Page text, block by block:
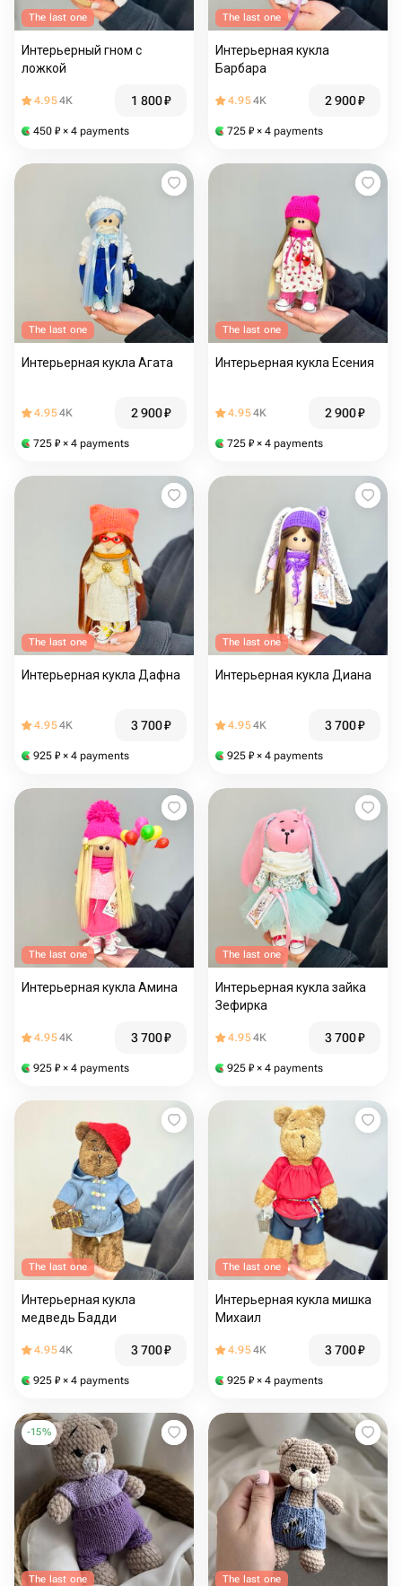
The last one
Интерьерный гном с
ложкой
4.954K 1 800₽
450 ₽ × 4 payments
The last one
Интерьерная кукла
Барбара
4.954K 2 900₽
725 ₽ × 4 payments
The last one
Интерьерная кукла Агата
4.954K 2 900₽
725 ₽ × 4 payments
The last one
Интерьерная кукла Есения
4.954K 2 900₽
725 ₽ × 4 payments
The last one
Интерьерная кукла Дафна
4.954K 3 700₽
925 ₽ × 4 payments
The last one
Интерьерная кукла Диана
4.954K 3 700₽
925 ₽ × 4 payments
The last one
Интерьерная кукла Амина
4.954K 3 700₽
925 ₽ × 4 payments
The last one
Интерьерная кукла зайка
Зефирка
4.954K 3 700₽
925 ₽ × 4 payments
The last one
Интерьерная кукла
медведь Бадди
4.954K 3 700₽
925 ₽ × 4 payments
The last one
Интерьерная кукла мишка
Михаил
4.954K 3 700₽
925 ₽ × 4 payments
-15%
The last one The last one